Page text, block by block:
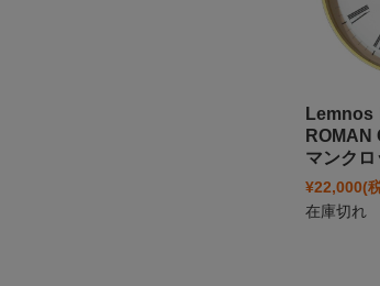
Lemnos
ROMAN
マンクロ
¥22,000(
在庫切れ